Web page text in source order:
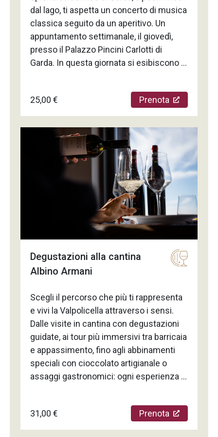
dal lago, ti aspetta un concerto di musica
classica seguito da un aperitivo. Un
appuntamento settimanale, il giovedì,
presso il Palazzo Pincini Carlotti di
Garda. In questa giornata si esibiscono la
Romani al pianoforte, un concerto in cui
potrai ascoltare le più famose arie
d'opera, operetta Lieder, canzoni francesi
e inglesi. Al termine del concerto, della
durata di 45 minuti, sei cordialmente
invitato a prendere un aperitivo con gli
organizzatori, per poi proseguire con una
breve visita del Palazzo. Un
appuntamento da non perdere per gli
amanti della musica e della bellezza. La
scaletta degli spettacoli cambia ogni
25,00 € Prenota
Degustazioni alla cantina
Albino Armani
Scegli il percorso che più ti rappresenta
e vivi la Valpolicella attraverso i sensi.
Dalle visite in cantina con degustazioni
guidate, ai tour più immersivi tra barricaia
e appassimento, fino agli abbinamenti
speciali con cioccolato artigianale o
assaggi gastronomici: ogni esperienza è
prospettive diverse, con il giusto
equilibrio tra racconto, tecnica e piacere
del calice. Elegance of chocolate Varca
31,00 € Prenota